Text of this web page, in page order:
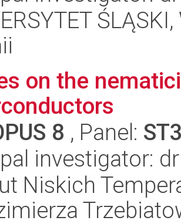
on the
8 , Panel:
investigator:
Niskich